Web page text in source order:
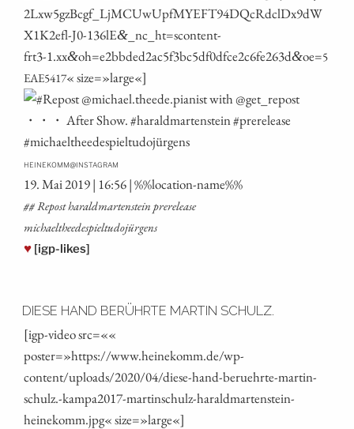
2Lxw5gzBcgf_LjMCUwUpfMYEFT94DQcRdclDx9dW
X1K2efl-J0-136lE& _nc_ht=scontent-
frt3‑1.xx&oh=e2bbded2ac5f3bc5df0dfce2c6fe263d&oe=5
EAE5417« size=»large«]
HEINEKOMM@INSTAGRAM
19. Mai 2019 | 16:56 | %%loca­ti­on-name%%
## Repost harald­mar­ten­stein pre­re­lease
michaeltheedespieltudojürgens
♥ [igp-likes]
DIESE HAND BERÜHRTE MARTIN SCHULZ.
[igp-video src=««
poster=»https://www.heinekomm.de/wp-
content/uploads/2020/04/diese-hand-beruehrte-martin-
schulz.-kampa2017-martinschulz-haraldmartenstein-
heinekomm.jpg« size=»large«]